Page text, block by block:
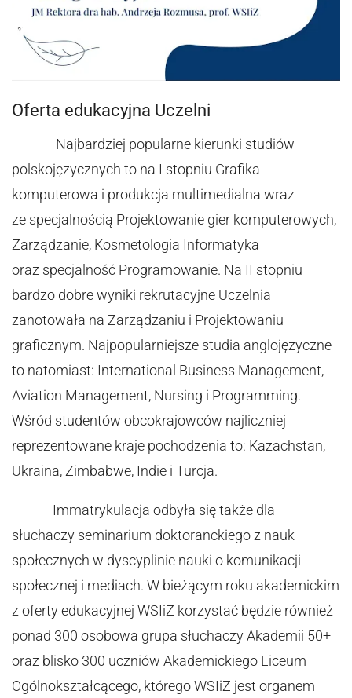
Oferta edukacyjna Uczelni
Najbardziej popularne kierunki studiów
polskojęzycznych to na I stopniu Grafika
komputerowa i produkcja multimedialna wraz
ze specjalnością Projektowanie gier komputerowych,
Zarządzanie, Kosmetologia Informatyka
oraz specjalność Programowanie. Na II stopniu
bardzo dobre wyniki rekrutacyjne Uczelnia
zanotowała na Zarządzaniu i Projektowaniu
graficznym. Najpopularniejsze studia anglojęzyczne
to natomiast: International Business Management,
Aviation Management, Nursing i Programming.
Wśród studentów obcokrajowców najliczniej
reprezentowane kraje pochodzenia to: Kazachstan,
Ukraina, Zimbabwe, Indie i Turcja.
Immatrykulacja odbyła się także dla
słuchaczy seminarium doktoranckiego z nauk
społecznych w dyscyplinie nauki o komunikacji
społecznej i mediach. W bieżącym roku akademickim
z oferty edukacyjnej WSIiZ korzystać będzie również
ponad 300 osobowa grupa słuchaczy Akademii 50+
oraz blisko 300 uczniów Akademickiego Liceum
Ogólnokształcącego, którego WSIiZ jest organem